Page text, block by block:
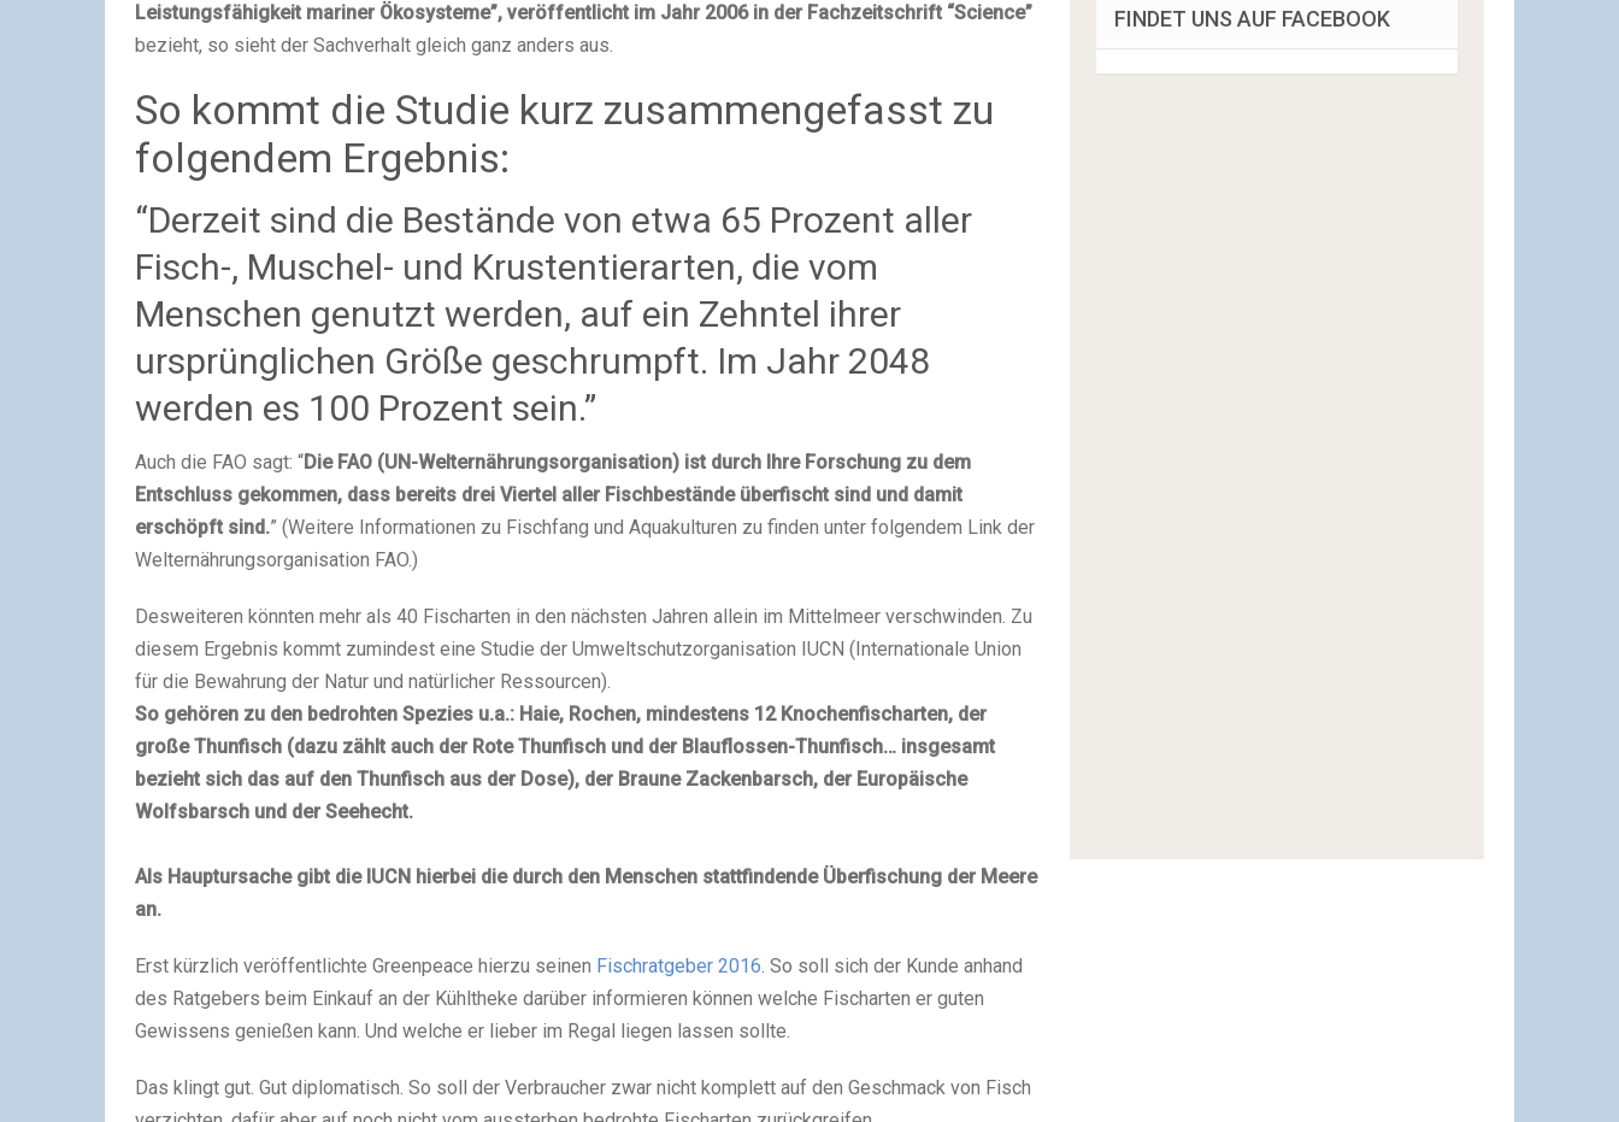
Leistungsfähigkeit mariner Ökosysteme”, veröffentlicht im Jahr 2006 in der Fachzeitschrift “Science”
bezieht, so sieht der Sachverhalt gleich ganz anders aus.
So kommt die Studie kurz zusammengefasst zu
folgendem Ergebnis:
“Derzeit sind die Bestände von etwa 65 Prozent aller
Fisch-, Muschel- und Krustentierarten, die vom
Menschen genutzt werden, auf ein Zehntel ihrer
ursprünglichen Größe geschrumpft. Im Jahr 2048
werden es 100 Prozent sein.”
Auch die FAO sagt: “Die FAO (UN-Welternährungsorganisation) ist durch Ihre Forschung zu dem
Entschluss gekommen, dass bereits drei Viertel aller Fischbestände überfischt sind und damit
erschöpft sind.” (Weitere Informationen zu Fischfang und Aquakulturen zu finden unter folgendem Link der
Welternährungsorganisation FAO.)
Desweiteren könnten mehr als 40 Fischarten in den nächsten Jahren allein im Mittelmeer verschwinden. Zu
diesem Ergebnis kommt zumindest eine Studie der Umweltschutzorganisation IUCN (Internationale Union
für die Bewahrung der Natur und natürlicher Ressourcen).
So gehören zu den bedrohten Spezies u.a.: Haie, Rochen, mindestens 12 Knochenfischarten, der
große Thunfisch (dazu zählt auch der Rote Thunfisch und der Blauflossen-Thunfisch… insgesamt
bezieht sich das auf den Thunfisch aus der Dose), der Braune Zackenbarsch, der Europäische
Wolfsbarsch und der Seehecht.
Als Hauptursache gibt die IUCN hierbei die durch den Menschen stattfindende Überfischung der Meere
an.
Erst kürzlich veröffentlichte Greenpeace hierzu seinen Fischratgeber 2016. So soll sich der Kunde anhand
des Ratgebers beim Einkauf an der Kühltheke darüber informieren können welche Fischarten er guten
Gewissens genießen kann. Und welche er lieber im Regal liegen lassen sollte.
Das klingt gut. Gut diplomatisch. So soll der Verbraucher zwar nicht komplett auf den Geschmack von Fisch
FINDET UNS AUF FACEBOOK